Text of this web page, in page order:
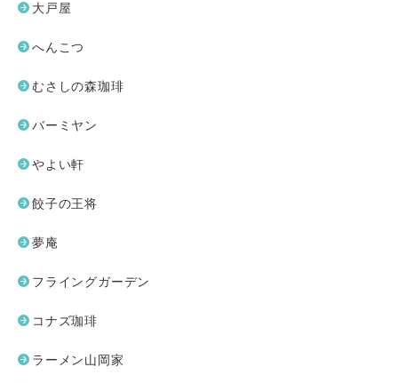
大戸屋
へんこつ
むさしの森珈琲
バーミヤン
やよい軒
餃子の王将
夢庵
フライングガーデン
コナズ珈琲
ラーメン山岡家